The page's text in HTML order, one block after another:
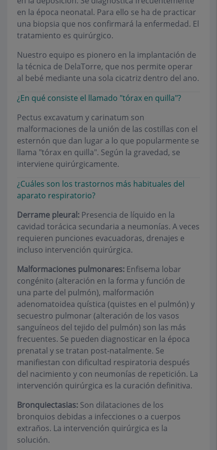
en la época neonatal. Para ello se ha de practicar
una biopsia que nos confirmará la enfermedad. El
tratamiento es quirúrgico.
Nuestro equipo es pionero en la implantación de
la técnica de DelaTorre, que nos permite operar
al bebé mediante una sola cicatriz dentro del ano.
¿En qué consiste el llamado "tórax en quilla"?
Pectus excavatum y carinatum son
malformaciones de la unión de las costillas con el
esternón que dan lugar a lo que popularmente se
llama "tórax en quilla". Según la gravedad, se
interviene quirúrgicamente.
¿Cuáles son los trastornos más habituales del
aparato respiratorio?
Derrame pleural: Presencia de líquido en la
cavidad torácica secundaria a neumonías. A veces
requieren punciones evacuadoras, drenajes e
incluso intervención quirúrgica.
Malformaciones pulmonares: Enfisema lobar
congénito (alteración en la forma y función de
una parte del pulmón), malformación
adenomatoidea quística (quistes en el pulmón) y
secuestro pulmonar (alteración de los vasos
sanguíneos del tejido del pulmón) son las más
frecuentes. Se pueden diagnosticar en la época
prenatal y se tratan post-natalmente. Se
manifiestan con dificultad respiratoria después
del nacimiento y con neumonías de repetición. La
intervención quirúrgica es la curación definitiva.
Bronquiectasias: Son dilataciones de los
bronquios debidas a infecciones o a cuerpos
extraños. La intervención quirúrgica es la
solución.